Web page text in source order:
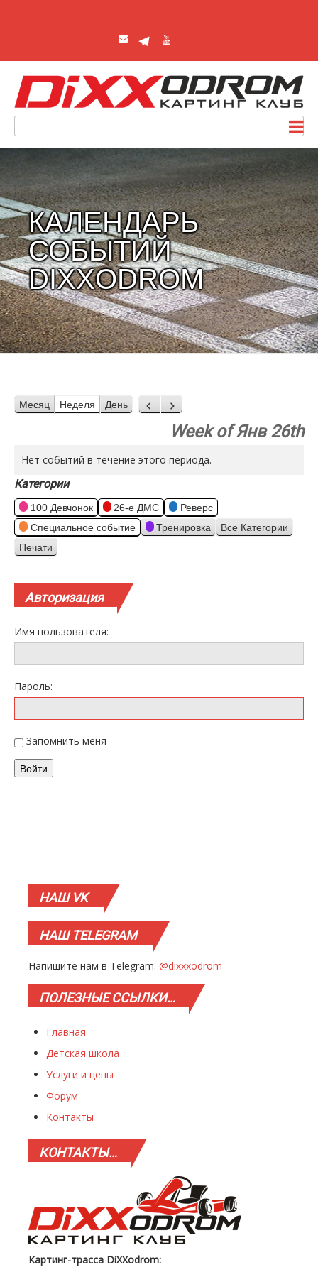
КАЛЕНДАРЬ
СОБЫТИЙ
DIXXODROM
Месяц Неделя День Назад
Вперед
Week of Янв 26th
Нет событий в течение этого периода.
Категории
100 Девчонок 26-е ДМС
Реверс
Специальное событие
Тренировка Все Категории
Просмотр
Печати
Авторизация
Имя пользователя:
Пароль:
Запомнить меня
Войти
НАШVK
НАШTELEGRAM
Напишите нам в Telegram: @dixxxodrom
ПОЛЕЗНЫЕССЫЛКИ…
Главная
Детская школа
Услуги и цены
Форум
Контакты
КОНТАКТЫ…
Картинг-трасса DiXXodrom: